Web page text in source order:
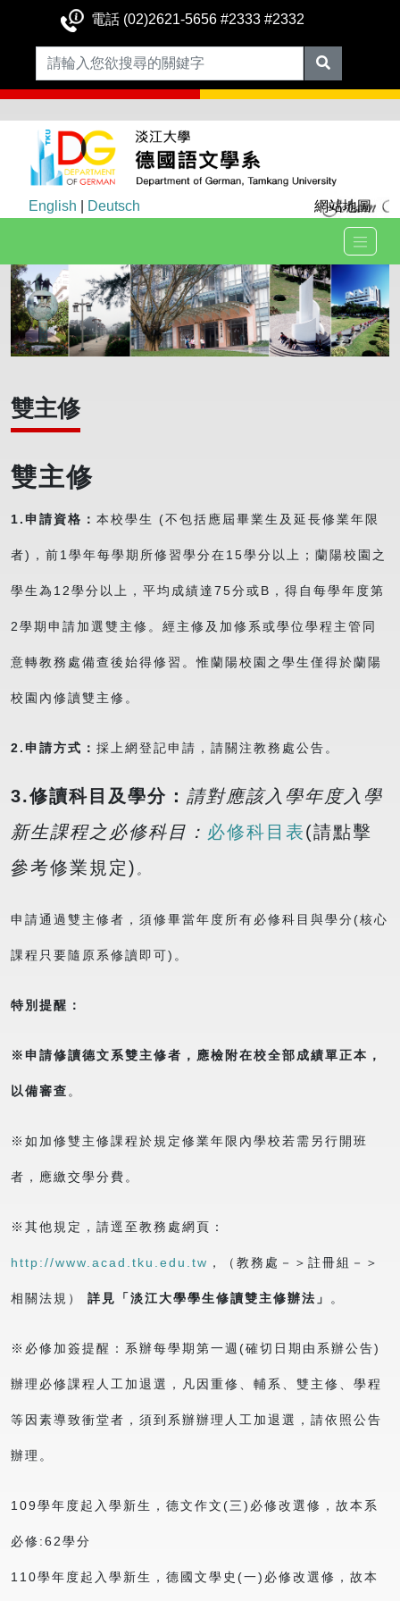
電話 (02)2621-5656 #2333 #2332
English Deutsch 網站地圖
雙主修
雙主修
1.申請資格： 本校學生 (不包括應屆畢業生及延長修業年限
者)，前1學年每學期所修習學分在15學分以上；蘭陽校園之
學生為12學分以上，平均成績達75分或B，得自每學年度第
2學期申請加選雙主修。經主修及加修系或學位學程主管同
意轉教務處備查後始得修習。惟蘭陽校園之學生僅得於蘭陽
校園內修讀雙主修。
2.申請方式： 採上網登記申請，請關注教務處公告。
3.修讀科目及學分： 請對應該入學年度入學
新生課程之必修科目： 必修科目表(請點擊
參考修業規定) 。
申請通過雙主修者，須修畢當年度所有必修科目與學分(核心
課程只要隨原系修讀即可)。
特別提醒：
※申請修讀德文系雙主修者，應檢附在校全部成績單正本，
以備審查。
※如加修雙主修課程於規定修業年限內學校若需另行開班
者，應繳交學分費。
※其他規定，請逕至教務處網頁：
http://www.acad.tku.edu.tw ，（教務處－＞註冊組－＞
相關法規） 詳見「淡江大學學生修讀雙主修辦法」 。
※必修加簽提醒：系辦每學期第一週(確切日期由系辦公告)
辦理必修課程人工加退選，凡因重修、輔系、雙主修、學程
等因素導致衝堂者，須到系辦辦理人工加退選，請依照公告
辦理。
109學年度起入學新生，德文作文(三)必修改選修，故本系
必修:62學分
110學年度起入學新生，德國文學史(一)必修改選修，故本